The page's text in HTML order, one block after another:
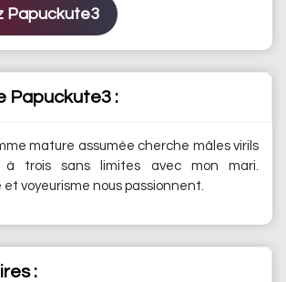
Papuckute3
Papuckute3 :
mature assumée cherche mâles virils
à trois sans limites avec mon mari.
et voyeurisme nous passionnent.
: